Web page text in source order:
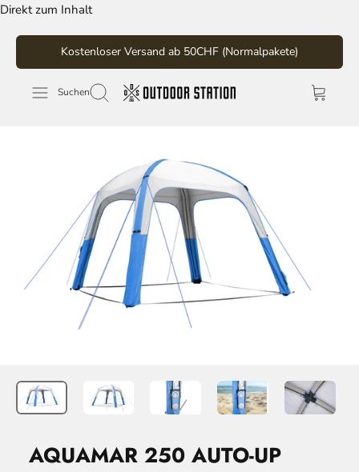
Direkt zum Inhalt
Kostenloser Versand ab 50CHF (Normalpakete)
Suchen
AQUAMAR 250 AUTO-UP